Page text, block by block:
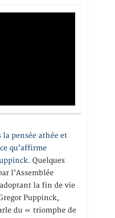
la pensée athée et
qu’affirme
Quelques
l’Assemblée
la fin de vie
Puppinck,
du « triomphe de